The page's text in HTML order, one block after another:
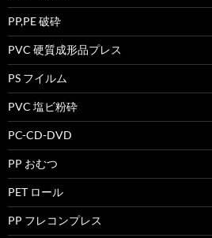
PP,PE 破砕
PVC 硬質成形品プレス
PS フイルム
PVC 塩ビ粉砕
PC-CD-DVD
PP おむつ
PET ロール
PP フレコンプレス